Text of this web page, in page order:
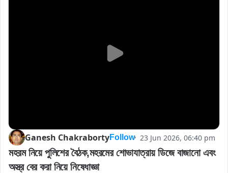
Ganesh ChakrabortyFollow 23 Jun 2026, 06:40 pm
মহরম নিয়ে পুলিশের বৈঠক,মহরমের শোভাযাত্রায় ডিজে বাজানো এবং
অস্ত্র বের করা নিয়ে নিষেধাজ্ঞা